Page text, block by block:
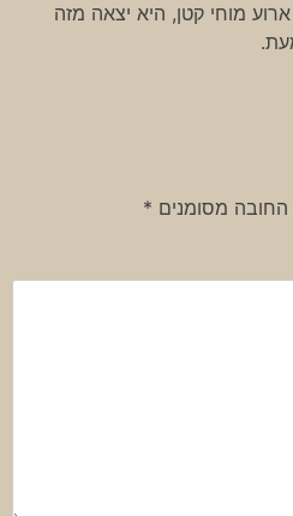
10 ועברה ארוע מוחי קטן, היא יצאה מזה
מסומנים *